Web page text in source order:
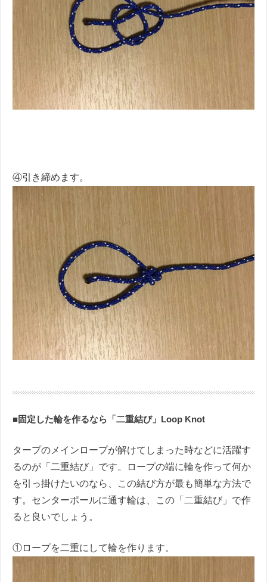
④引き締めます。
■固定した輪を作るなら「二重結び」Loop Knot
タープのメインロープが解けてしまった時などに活躍す
るのが「二重結び」です。ロープの端に輪を作って何か
を引っ掛けたいのなら、この結び方が最も簡単な方法で
す。センターポールに通す輪は、この「二重結び」で作
ると良いでしょう。
①ロープを二重にして輪を作ります。